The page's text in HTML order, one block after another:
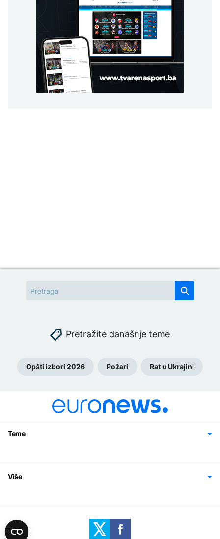
Pretražite današnje teme
Opšti izbori 2026 Požari Rat u Ukrajini
Teme
Svijet
Sport
Magazin
Više
Politika privatnosti
Uslovi korišćenja